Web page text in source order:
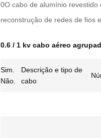
0O cabo de alumínio revestido
reconstrução de redes de fios
0.6 / 1 kv cabo aéreo
Sim.
Não.
Descrição e tipo de
cabo